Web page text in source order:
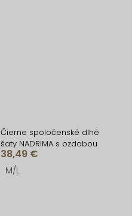
Čierne spoločenské dlhé
šaty NADRIMA s ozdobou
38,49 €
M/L